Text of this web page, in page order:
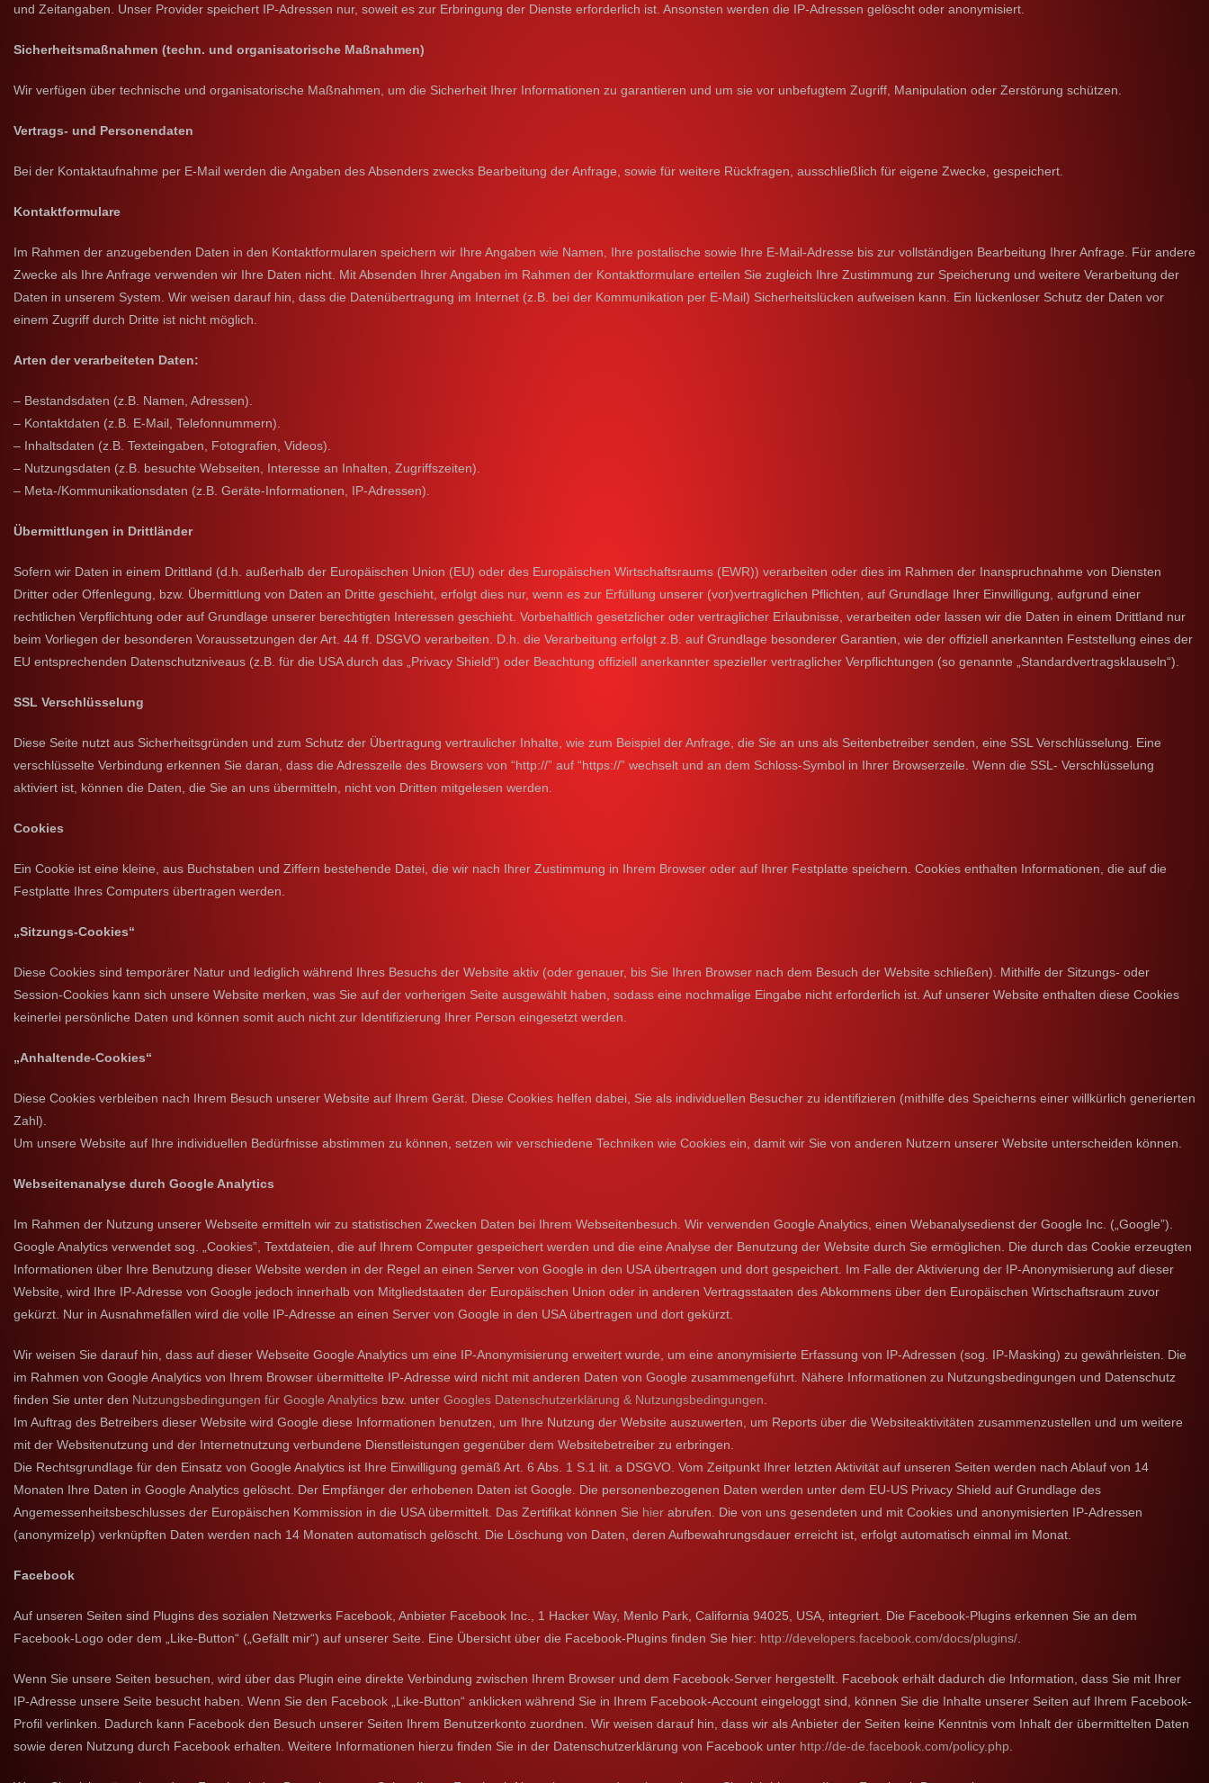
und Zeitangaben. Unser Provider speichert IP-Adressen nur, soweit es zur Erbringung der Dienste erforderlich ist. Ansonsten werden die IP-Adressen gelöscht oder anonymisiert.
Sicherheitsmaßnahmen (techn. und organisatorische Maßnahmen)
Wir verfügen über technische und organisatorische Maßnahmen, um die Sicherheit Ihrer Informationen zu garantieren und um sie vor unbefugtem Zugriff, Manipulation oder Zerstörung schützen.
Vertrags- und Personendaten
Bei der Kontaktaufnahme per E-Mail werden die Angaben des Absenders zwecks Bearbeitung der Anfrage, sowie für weitere Rückfragen, ausschließlich für eigene Zwecke, gespeichert.
Kontaktformulare
Im Rahmen der anzugebenden Daten in den Kontaktformularen speichern wir Ihre Angaben wie Namen, Ihre postalische sowie Ihre E-Mail-Adresse bis zur vollständigen Bearbeitung Ihrer Anfrage. Für andere
Zwecke als Ihre Anfrage verwenden wir Ihre Daten nicht. Mit Absenden Ihrer Angaben im Rahmen der Kontaktformulare erteilen Sie zugleich Ihre Zustimmung zur Speicherung und weitere Verarbeitung der
Daten in unserem System. Wir weisen darauf hin, dass die Datenübertragung im Internet (z.B. bei der Kommunikation per E-Mail) Sicherheitslücken aufweisen kann. Ein lückenloser Schutz der Daten vor
einem Zugriff durch Dritte ist nicht möglich.
Arten der verarbeiteten Daten:
– Bestandsdaten (z.B. Namen, Adressen).
– Kontaktdaten (z.B. E-Mail, Telefonnummern).
– Inhaltsdaten (z.B. Texteingaben, Fotografien, Videos).
– Nutzungsdaten (z.B. besuchte Webseiten, Interesse an Inhalten, Zugriffszeiten).
– Meta-/Kommunikationsdaten (z.B. Geräte-Informationen, IP-Adressen).
Übermittlungen in Drittländer
Sofern wir Daten in einem Drittland (d.h. außerhalb der Europäischen Union (EU) oder des Europäischen Wirtschaftsraums (EWR)) verarbeiten oder dies im Rahmen der Inanspruchnahme von Diensten
Dritter oder Offenlegung, bzw. Übermittlung von Daten an Dritte geschieht, erfolgt dies nur, wenn es zur Erfüllung unserer (vor)vertraglichen Pflichten, auf Grundlage Ihrer Einwilligung, aufgrund einer
rechtlichen Verpflichtung oder auf Grundlage unserer berechtigten Interessen geschieht. Vorbehaltlich gesetzlicher oder vertraglicher Erlaubnisse, verarbeiten oder lassen wir die Daten in einem Drittland nur
beim Vorliegen der besonderen Voraussetzungen der Art. 44 ff. DSGVO verarbeiten. D.h. die Verarbeitung erfolgt z.B. auf Grundlage besonderer Garantien, wie der offiziell anerkannten Feststellung eines der
EU entsprechenden Datenschutzniveaus (z.B. für die USA durch das „Privacy Shield“) oder Beachtung offiziell anerkannter spezieller vertraglicher Verpflichtungen (so genannte „Standardvertragsklauseln“).
SSL Verschlüsselung
Diese Seite nutzt aus Sicherheitsgründen und zum Schutz der Übertragung vertraulicher Inhalte, wie zum Beispiel der Anfrage, die Sie an uns als Seitenbetreiber senden, eine SSL Verschlüsselung. Eine
verschlüsselte Verbindung erkennen Sie daran, dass die Adresszeile des Browsers von “http://” auf “https://” wechselt und an dem Schloss-Symbol in Ihrer Browserzeile. Wenn die SSL- Verschlüsselung
aktiviert ist, können die Daten, die Sie an uns übermitteln, nicht von Dritten mitgelesen werden.
Cookies
Ein Cookie ist eine kleine, aus Buchstaben und Ziffern bestehende Datei, die wir nach Ihrer Zustimmung in Ihrem Browser oder auf Ihrer Festplatte speichern. Cookies enthalten Informationen, die auf die
Festplatte Ihres Computers übertragen werden.
„Sitzungs-Cookies“
Diese Cookies sind temporärer Natur und lediglich während Ihres Besuchs der Website aktiv (oder genauer, bis Sie Ihren Browser nach dem Besuch der Website schließen). Mithilfe der Sitzungs- oder
Session-Cookies kann sich unsere Website merken, was Sie auf der vorherigen Seite ausgewählt haben, sodass eine nochmalige Eingabe nicht erforderlich ist. Auf unserer Website enthalten diese Cookies
keinerlei persönliche Daten und können somit auch nicht zur Identifizierung Ihrer Person eingesetzt werden.
„Anhaltende-Cookies“
Diese Cookies verbleiben nach Ihrem Besuch unserer Website auf Ihrem Gerät. Diese Cookies helfen dabei, Sie als individuellen Besucher zu identifizieren (mithilfe des Speicherns einer willkürlich generierten
Zahl).
Um unsere Website auf Ihre individuellen Bedürfnisse abstimmen zu können, setzen wir verschiedene Techniken wie Cookies ein, damit wir Sie von anderen Nutzern unserer Website unterscheiden können.
Webseitenanalyse durch Google Analytics
Im Rahmen der Nutzung unserer Webseite ermitteln wir zu statistischen Zwecken Daten bei Ihrem Webseitenbesuch. Wir verwenden Google Analytics, einen Webanalysedienst der Google Inc. („Google”).
Google Analytics verwendet sog. „Cookies”, Textdateien, die auf Ihrem Computer gespeichert werden und die eine Analyse der Benutzung der Website durch Sie ermöglichen. Die durch das Cookie erzeugten
Informationen über Ihre Benutzung dieser Website werden in der Regel an einen Server von Google in den USA übertragen und dort gespeichert. Im Falle der Aktivierung der IP-Anonymisierung auf dieser
Website, wird Ihre IP-Adresse von Google jedoch innerhalb von Mitgliedstaaten der Europäischen Union oder in anderen Vertragsstaaten des Abkommens über den Europäischen Wirtschaftsraum zuvor
gekürzt. Nur in Ausnahmefällen wird die volle IP-Adresse an einen Server von Google in den USA übertragen und dort gekürzt.
Wir weisen Sie darauf hin, dass auf dieser Webseite Google Analytics um eine IP-Anonymisierung erweitert wurde, um eine anonymisierte Erfassung von IP-Adressen (sog. IP-Masking) zu gewährleisten. Die
im Rahmen von Google Analytics von Ihrem Browser übermittelte IP-Adresse wird nicht mit anderen Daten von Google zusammengeführt. Nähere Informationen zu Nutzungsbedingungen und Datenschutz
finden Sie unter den Nutzungsbedingungen für Google Analytics bzw. unter Googles Datenschutzerklärung & Nutzungsbedingungen
Im Auftrag des Betreibers dieser Website wird Google diese Informationen benutzen, um Ihre Nutzung der Website auszuwerten, um Reports über die Websiteaktivitäten zusammenzustellen und um weitere
mit der Websitenutzung und der Internetnutzung verbundene Dienstleistungen gegenüber dem Websitebetreiber zu erbringen.
Die Rechtsgrundlage für den Einsatz von Google Analytics ist Ihre Einwilligung gemäß Art. 6 Abs. 1 S.1 lit. a DSGVO. Vom Zeitpunkt Ihrer letzten Aktivität auf unseren Seiten werden nach Ablauf von 14
Monaten Ihre Daten in Google Analytics gelöscht. Der Empfänger der erhobenen Daten ist Google. Die personenbezogenen Daten werden unter dem EU-US Privacy Shield auf Grundlage des
Angemessenheitsbeschlusses der Europäischen Kommission in die USA übermittelt. Das Zertifikat können Sie hier abrufen. Die von uns gesendeten und mit Cookies und anonymisierten IP-Adressen
(anonymizeIp) verknüpften Daten werden nach 14 Monaten automatisch gelöscht. Die Löschung von Daten, deren Aufbewahrungsdauer erreicht ist, erfolgt automatisch einmal im Monat.
Facebook
Auf unseren Seiten sind Plugins des sozialen Netzwerks Facebook, Anbieter Facebook Inc., 1 Hacker Way, Menlo Park, California 94025, USA, integriert. Die Facebook-Plugins erkennen Sie an dem
Facebook-Logo oder dem „Like-Button“ („Gefällt mir“) auf unserer Seite. Eine Übersicht über die Facebook-Plugins finden Sie hier: http://developers.facebook.com/docs/plugins/
Wenn Sie unsere Seiten besuchen, wird über das Plugin eine direkte Verbindung zwischen Ihrem Browser und dem Facebook-Server hergestellt. Facebook erhält dadurch die Information, dass Sie mit Ihrer
IP-Adresse unsere Seite besucht haben. Wenn Sie den Facebook „Like-Button“ anklicken während Sie in Ihrem Facebook-Account eingeloggt sind, können Sie die Inhalte unserer Seiten auf Ihrem Facebook-
Profil verlinken. Dadurch kann Facebook den Besuch unserer Seiten Ihrem Benutzerkonto zuordnen. Wir weisen darauf hin, dass wir als Anbieter der Seiten keine Kenntnis vom Inhalt der übermittelten Daten
sowie deren Nutzung durch Facebook erhalten. Weitere Informationen hierzu finden Sie in der Datenschutzerklärung von Facebook unter http://de-de.facebook.com/policy.php